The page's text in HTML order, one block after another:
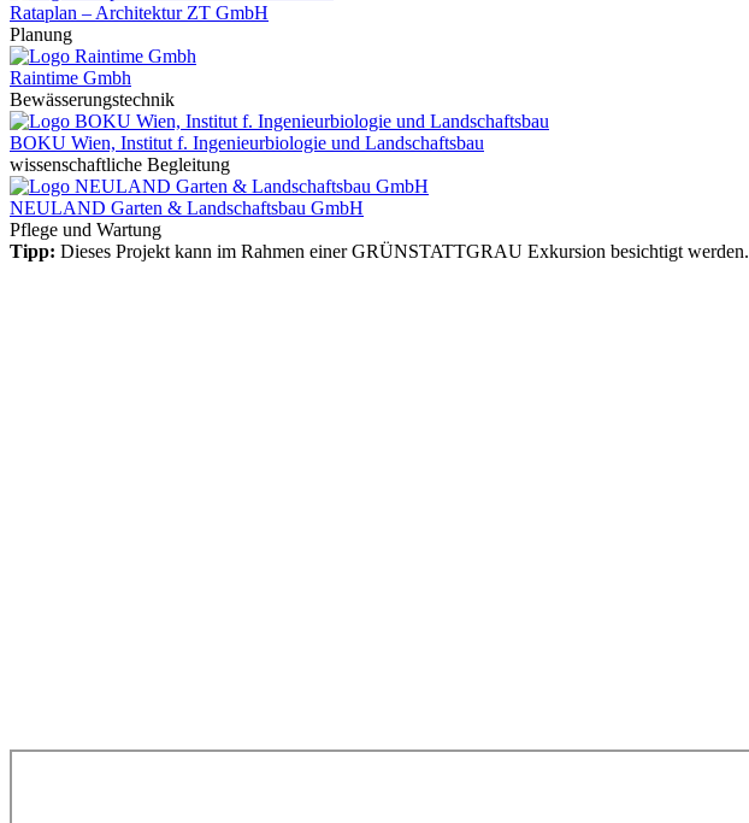
Rataplan – Architektur ZT GmbH
Planung
Raintime Gmbh
Bewässerungstechnik
BOKU Wien, Institut f. Ingenieurbiologie und Landschaftsbau
wissenschaftliche Begleitung
NEULAND Garten & Landschaftsbau GmbH
Pflege und Wartung
Tipp: Dieses Projekt kann im Rahmen einer GRÜNSTATTGRAU Exkursion besichtigt werden.